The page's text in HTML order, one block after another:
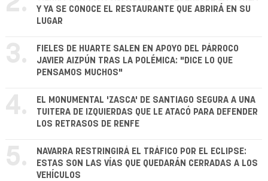
Y YA SE CONOCE EL RESTAURANTE QUE ABRIRÁ EN SU
LUGAR
3.
FIELES DE HUARTE SALEN EN APOYO DEL PÁRROCO
JAVIER AIZPÚN TRAS LA POLÉMICA: "DICE LO QUE
PENSAMOS MUCHOS"
4.
EL MONUMENTAL 'ZASCA' DE SANTIAGO SEGURA A UNA
TUITERA DE IZQUIERDAS QUE LE ATACÓ PARA DEFENDER
LOS RETRASOS DE RENFE
5.
NAVARRA RESTRINGIRÁ EL TRÁFICO POR EL ECLIPSE:
ESTAS SON LAS VÍAS QUE QUEDARÁN CERRADAS A LOS
VEHÍCULOS